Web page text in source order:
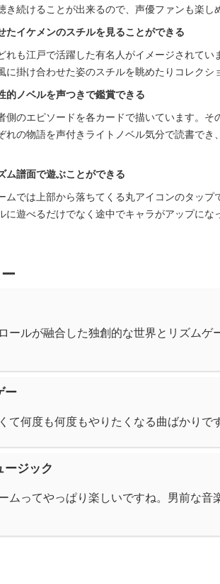
続けることが出来るので、声優ファンも楽し
たイケメンのスチルを見ることができる
れも江戸で活躍した有名人がイメージされてい
掛け合わせた姿のスチルを眺めたりコレクシ
的ノベルを声つきで鑑賞できる
側のエピソードを各カードで描いています。そ
れの物語を声付きライトノベル気分で読書でき
ム譜面で遊ぶことができる
ムでは上部から落ちてくる丸アイコンのタップ
に遊べるだけでなく途中でキャラがアップにな
ールが融合した独創的な世界とリズムゲ
ー
て何度も何度もやりたくなる曲ばかりです
ージック
ムってやっぱり楽しいですね。男前な音